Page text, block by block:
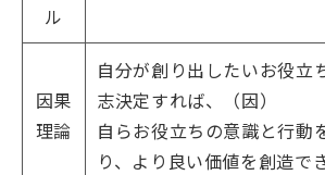
ル
因果
理論
自分が創り出したいお役立
志決定すれば、（因）
自らお役立ちの意識と行動
り、より良い価値を創造で